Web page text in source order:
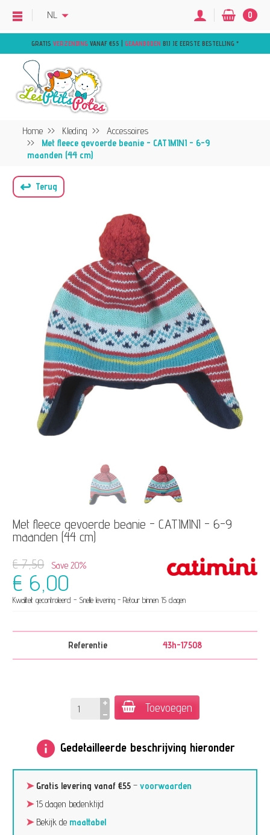
GRATIS VERZENDING VANAF €55 | GEAANBODEN BIJ JE EERSTE BESTELLING *
NL 0
Home Kleding
Accessoires
Met fleece gevoerde beanie - CATIMINI - 6-9
maanden (44 cm)
↩ Terug
Met fleece gevoerde beanie - CATIMINI - 6-9
maanden (44 cm)
€ 7,50 Save 20%
€ 6,00
Kwaliteit gecontroleerd - Snelle levering - Retour binnen 15 dagen
Referentie 43h-17508
Toevoegen
info Gedetailleerde beschrijving hieronder
➤ Gratis levering vanaf €55 –voorwaarden
➤15 dagen bedenktijd
➤Bekijk de maattabel